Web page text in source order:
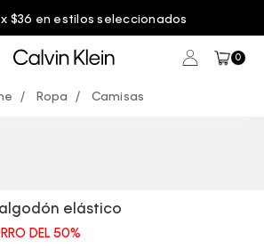
x $36 en estilos seleccionados
0
Ropa Camisas
elástico
DEL 50%